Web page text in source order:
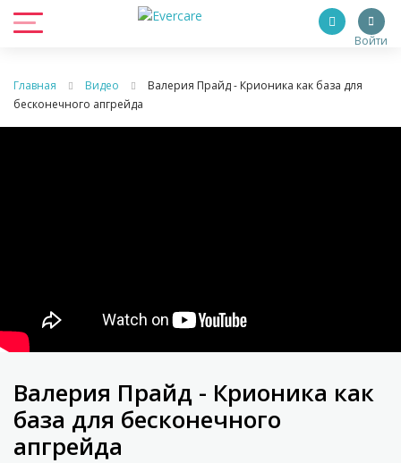
Войти
Главная Видео
Валерия Прайд - Крионика как база для
бесконечного апгрейда
Валерия Прайд - Крионика как
база для бесконечного
апгрейда